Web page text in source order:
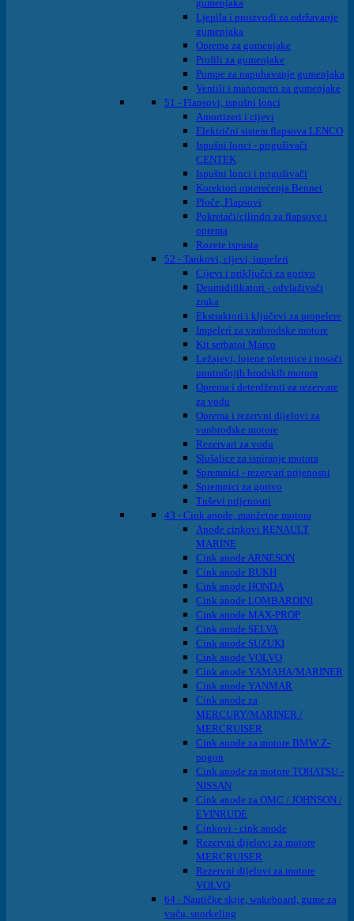
gumenjaka
Ljepila i proizvodi za održavanje
gumenjaka
Oprema za gumenjake
Profili za gumenjake
Pumpe za napuhavanje gumenjaka
Ventili i manometri za gumenjake
51 - Flapsovi, ispušni lonci
Amortizeri i cijevi
Električni sistem flapsova LENCO
Ispušni lonci - prigušivači
CENTEK
Ispušni lonci i prigušivači
Korektori opterećenja Bennet
Ploče, Flapsovi
Pokretači/cilindri za flapsove i
oprema
Rozete ispusta
52 - Tankovi, cijevi, impeleri
Cijevi i priključci za gorivo
Deumidifikatori - odvlaživači
zraka
Ekstraktori i ključevi za propelere
Impeleri za vanbrodske motore
Kit serbatoi Marco
Ležajevi, lojene pletenice i nosači
unutrašnjih brodskih motora
Oprema i deterdženti za rezervare
za vodu
Oprema i rezervni dijelovi za
vanbrodske motore
Rezervari za vodu
Slušalice za ispiranje motora
Spremnici - rezervari prijenosni
Spremnici za gorivo
Tuševi prijenosni
43 - Cink anode, manžetne motora
Anode cinkovi RENAULT
MARINE
Cink anode ARNESON
Cink anode BUKH
Cink anode HONDA
Cink anode LOMBARDINI
Cink anode MAX-PROP
Cink anode SELVA
Cink anode SUZUKI
Cink anode VOLVO
Cink anode YAMAHA/MARINER
Cink anode YANMAR
Cink anode za
MERCURY/MARINER /
MERCRUISER
Cink anode za motore BMW Z-
pogon
Cink anode za motore TOHATSU -
NISSAN
Cink anode za OMC / JOHNSON /
EVINRUDE
Cinkovi - cink anode
Rezervni dijelovi za motore
MERCRUISER
Rezervni dijelovi za motore
VOLVO
64 - Nautičke skije, wakeboard, gume za
vuču, snorkeling